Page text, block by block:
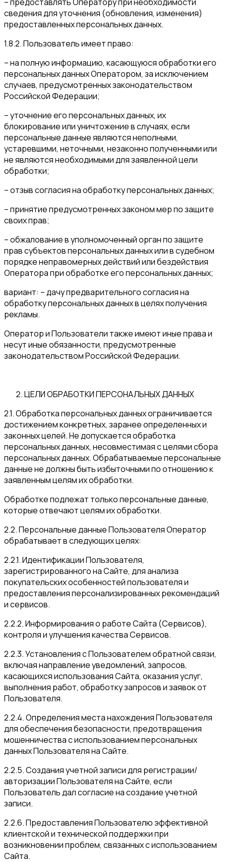
сведения для уточнения (обновления, изменения)
предоставленных персональных данных.
1.8.2. Пользователь имеет право:
– на полную информацию, касающуюся обработки его
персональных данных Оператором, за исключением
случаев, предусмотренных законодательством
Российской Федерации;
– уточнение его персональных данных, их
блокирование или уничтожение в случаях, если
персональные данные являются неполными,
устаревшими, неточными, незаконно полученными или
не являются необходимыми для заявленной цели
обработки;
– отзыв согласия на обработку персональных данных;
– принятие предусмотренных законом мер по защите
своих прав;
– обжалование в уполномоченный орган по защите
прав субъектов персональных данных или в судебном
порядке неправомерных действий или бездействия
Оператора при обработке его персональных данных;
вариант: – дачу предварительного согласия на
обработку персональных данных в целях получения
рекламы.
Оператор и Пользователи также имеют иные права и
несут иные обязанности, предусмотренные
законодательством Российской Федерации.
ЦЕЛИ ОБРАБОТКИ ПЕРСОНАЛЬНЫХ ДАННЫХ
2.1. Обработка персональных данных ограничивается
достижением конкретных, заранее определенных и
законных целей. Не допускается обработка
персональных данных, несовместимая с целями сбора
персональных данных. Обрабатываемые персональные
данные не должны быть избыточными по отношению к
заявленным целям их обработки.
Обработке подлежат только персональные данные,
которые отвечают целям их обработки.
2.2. Персональные данные Пользователя Оператор
обрабатывает в следующих целях:
2.2.1. Идентификации Пользователя,
зарегистрированного на Сайте, для анализа
покупательских особенностей пользователя и
предоставления персонализированных рекомендаций
и сервисов.
2.2.2. Информирования о работе Сайта (Сервисов),
контроля и улучшения качества Сервисов.
2.2.3. Установления с Пользователем обратной связи,
включая направление уведомлений, запросов,
касающихся использования Сайта, оказания услуг,
выполнения работ, обработку запросов и заявок от
Пользователя.
2.2.4. Определения места нахождения Пользователя
для обеспечения безопасности, предотвращения
мошенничества с использованием персональных
данных Пользователя на Сайте.
2.2.5. Создания учетной записи для регистрации/
авторизации Пользователя на Сайте, если
Пользователь дал согласие на создание учетной
записи.
2.2.6. Предоставления Пользователю эффективной
клиентской и технической поддержки при
возникновении проблем, связанных с использованием
Сайта.